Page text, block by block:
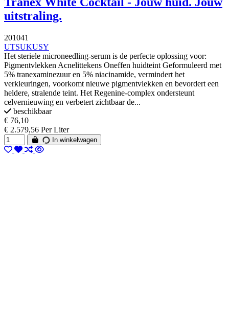
uitstraling.
201041
UTSUKUSY
Het steriele microneedling-serum is de perfecte oplossing voor:
Pigmentvlekken Acnelittekens Oneffen huidteint Geformuleerd met
5% tranexaminezuur en 5% niacinamide, vermindert het
verkleuringen, voorkomt nieuwe pigmentvlekken en bevordert een
heldere, stralende teint. Het Regenine-complex ondersteunt
celvernieuwing en verbetert zichtbaar de...
beschikbaar
€ 76,10
€ 2.579,56 Per Liter
In winkelwagen